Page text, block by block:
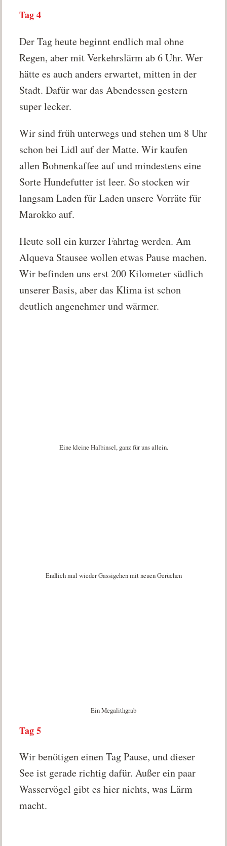
Tag 4
Der Tag heute beginnt endlich mal ohne
Regen, aber mit Verkehrslärm ab 6 Uhr. Wer
hätte es auch anders erwartet, mitten in der
Stadt. Dafür war das Abendessen gestern
super lecker.
Wir sind früh unterwegs und stehen um 8 Uhr
schon bei Lidl auf der Matte. Wir kaufen
allen Bohnenkaffee auf und mindestens eine
Sorte Hundefutter ist leer. So stocken wir
langsam Laden für Laden unsere Vorräte für
Marokko auf.
Heute soll ein kurzer Fahrtag werden. Am
Alqueva Stausee wollen etwas Pause machen.
Wir befinden uns erst 200 Kilometer südlich
unserer Basis, aber das Klima ist schon
deutlich angenehmer und wärmer.
Eine kleine Halbinsel, ganz für uns allein.
Endlich mal wieder Gassigehen mit neuen Gerüchen
Ein Megalithgrab
Tag 5
Wir benötigen einen Tag Pause, und dieser
See ist gerade richtig dafür. Außer ein paar
Wasservögel gibt es hier nichts, was Lärm
macht.